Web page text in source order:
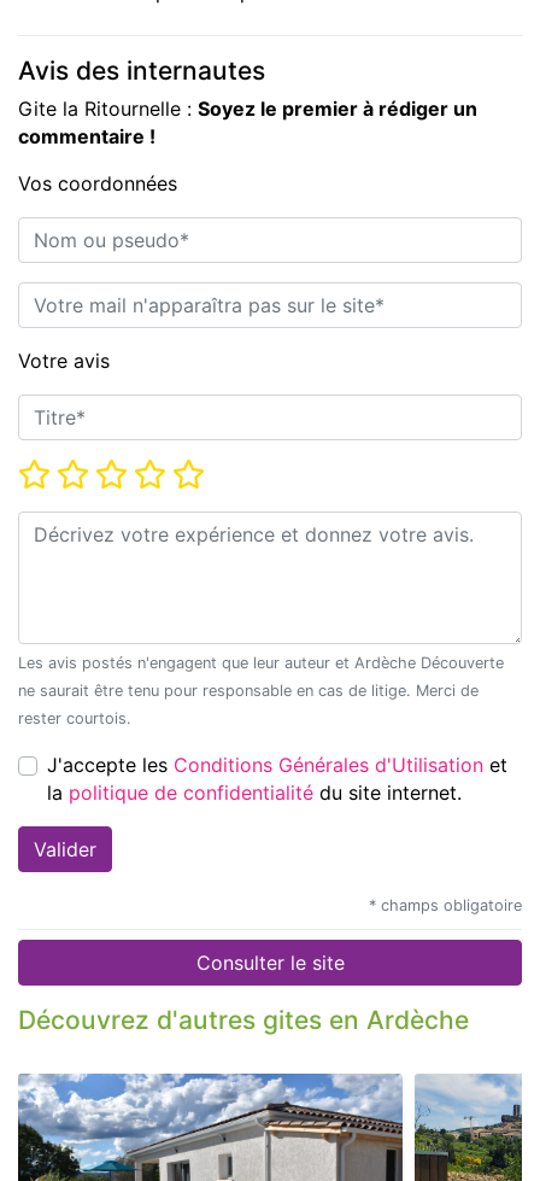
Avis des internautes
Gite la Ritournelle : Soyez le premier à rédiger un
commentaire !
Vos coordonnées
Nom ou pseudo*
E-mail*
Votre avis
Titre*
Note*
Commentaire*
Les avis postés n'engagent que leur auteur et Ardèche Découverte
ne saurait être tenu pour responsable en cas de litige. Merci de
rester courtois.
J'accepte les Conditions Générales d'Utilisation et
la
politique de confidentialité du site internet.
* champs obligatoire
Consulter le site
Découvrez d'autres gites en Ardèche